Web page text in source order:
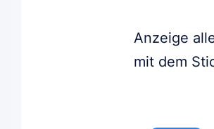
Anzeige
mit dem